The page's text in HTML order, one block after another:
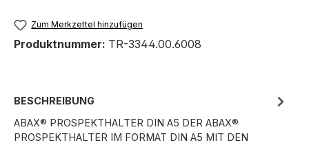
Zum Merkzettel hinzufügen
Produktnummer: TR-3344.00.6008
BESCHREIBUNG
ABAX® PROSPEKTHALTER DIN A5 DER ABAX®
PROSPEKTHALTER IM FORMAT DIN A5 MIT DEN